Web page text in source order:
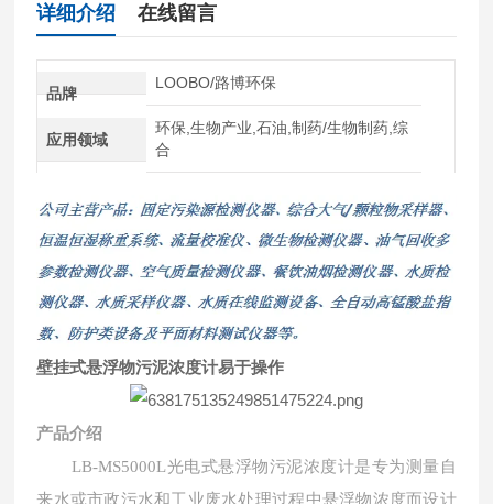
详细介绍 在线留言
品牌
LOOBO/路博环保
应用领域
环保,生物产业,石油,制药/生物制药,综
合
壁挂式悬浮物污泥浓度计易于操作
产品介绍
LB-MS5000L光电式悬浮物污泥浓度计是专为测量自
来水或市政污水和工业废水处理过程中悬浮物浓度而设计